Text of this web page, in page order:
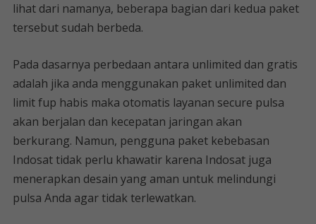
lihat dari namanya, beberapa bagian dari kedua paket
tersebut sudah berbeda.
Pada dasarnya perbedaan antara unlimited dan gratis
adalah jika anda menggunakan paket unlimited dan
limit fup habis maka otomatis layanan secure pulsa
akan berjalan dan kecepatan jaringan akan
berkurang. Namun, pengguna paket kebebasan
Indosat tidak perlu khawatir karena Indosat juga
menerapkan desain yang aman untuk melindungi
pulsa Anda agar tidak terlewatkan.